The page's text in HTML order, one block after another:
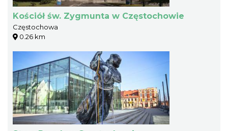
Kościół św. Zygmunta w Częstochowie
Częstochowa
0.26 km